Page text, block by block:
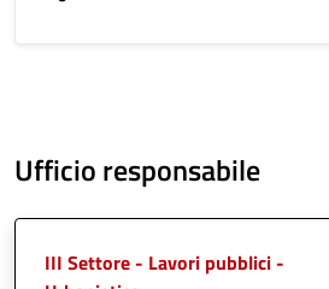
Ufficio responsabile
III Settore - Lavori pubblici -